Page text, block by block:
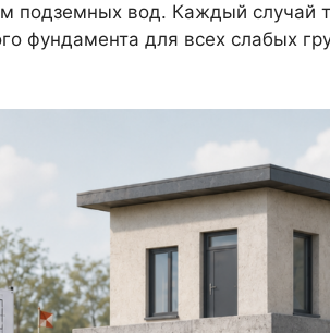
подземных вод. Каждый случай
фундамента для всех слабых